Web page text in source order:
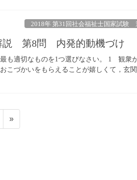
2018年 第31回社会福祉士国家試験
説 第8問 内発的動機づけ
も適切なものを1つ選びなさい。 1 観衆
づかいをもらえることが嬉しくて，玄
»